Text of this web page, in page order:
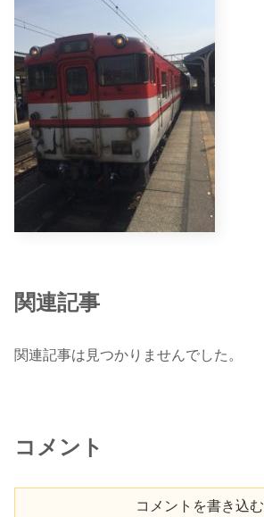
関連記事
関連記事は見つかりませんでした。
コメント
コメントを書き込む